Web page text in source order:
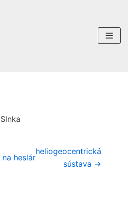
na heslár
heliogeocentrická
sústava →